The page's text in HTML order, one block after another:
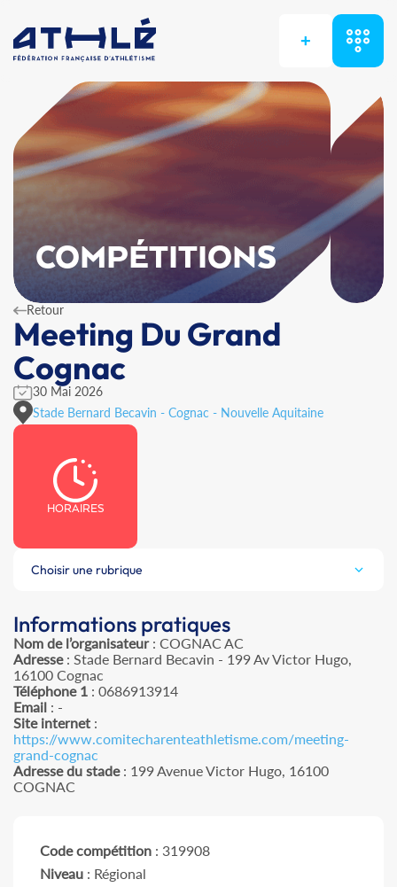
+
COMPÉTITIONS
Retour
Meeting Du Grand
Cognac
30 Mai 2026
Stade Bernard Becavin - Cognac - Nouvelle Aquitaine
HORAIRES
Choisir une rubrique
Informations pratiques
Nom de l’organisateur: COGNAC AC
Adresse: Stade Bernard Becavin - 199 Av Victor Hugo,
16100 Cognac
Téléphone 1 : 0686913914
Email : -
Site internet :
https://www.comitecharenteathletisme.com/meeting-
grand-cognac
Adresse du stade: 199 Avenue Victor Hugo, 16100
COGNAC
Code compétition : 319908
Niveau : Régional